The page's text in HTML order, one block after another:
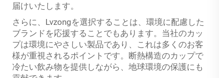
届けいたします。
さらに、Lvzongを選択することは、環境に配慮した
ブランドを応援することでもあります。当社のカッ
プは環境にやさしい製品であり、これは多くのお客
様が重視されるポイントです。断熱構造のカップで
冷たい飲み物を提供しながら、地球環境の保護にも